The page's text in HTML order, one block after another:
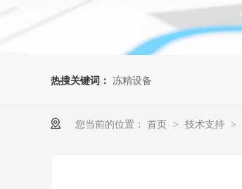
热搜关键词： 冻精设备
您当前的位置： 首页 > 技术支持 >